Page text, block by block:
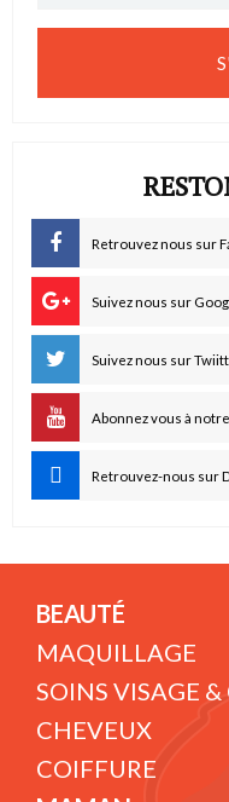
Retrouvez nous sur
Suivez nous sur
Suivez nous sur
Abonnez vous à
Retrouvez-nous sur
BEAUTÉ
MAQUILLAGE
SOINS VISAGE &
CHEVEUX
COIFFURE